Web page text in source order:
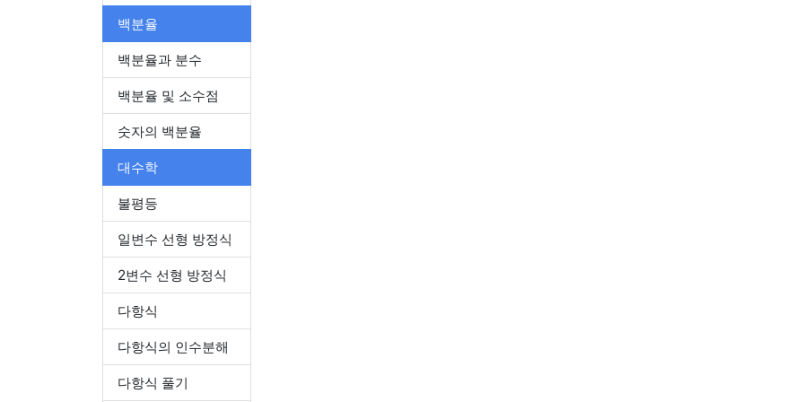
백분율
백분율과 분수
백분율 및 소수점
숫자의 백분율
대수학
불평등
일변수 선형 방정식
2변수 선형 방정식
다항식
다항식의 인수분해
다항식 풀기